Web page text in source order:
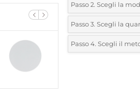
Passo 2. Scegli la
*Seleziona la
Stampa Digitale (Su
Passo 3. Scegli la
*Quantità desiderata:
Passo 4. Scegli il